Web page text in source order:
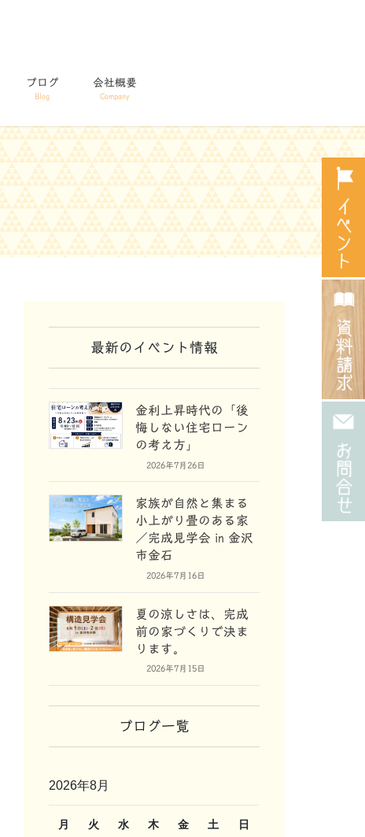
ブログ
Blog
会社概要
Company
最新のイベント情報
金利上昇時代の「後
悔しない住宅ローン
の考え方」
2026年7月26日
家族が自然と集まる
小上がり畳のある家
／完成見学会 in 金沢
市金石
2026年7月16日
夏の涼しさは、完成
前の家づくりで決ま
ります。
2026年7月15日
ブログ一覧
2026年8月
月 火 水 木 金 土 日